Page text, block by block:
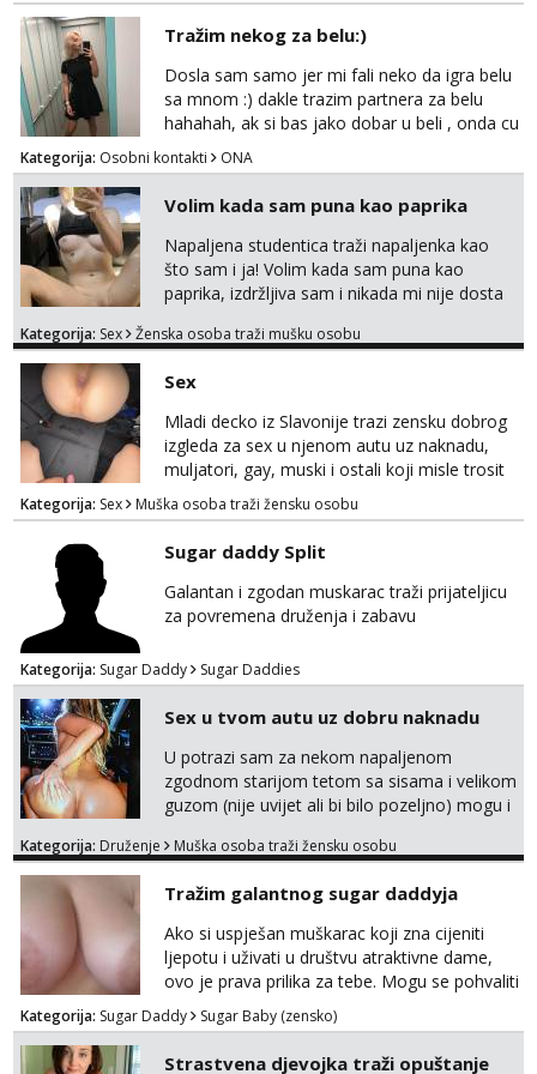
Tražim nekog za belu:)
Dosla sam samo jer mi fali neko da igra belu
sa mnom :) dakle trazim partnera za belu
hahahah, ak si bas jako dobar u beli , onda cu
razmislit za dalje Klikni na link ispod i nadji me
tamo, cekam te!
Kategorija: Osobni kontakti ONA
Volim kada sam puna kao paprika
Napaljena studentica traži napaljenka kao
što sam i ja! Volim kada sam puna kao
paprika, izdržljiva sam i nikada mi nije dosta
bilo kad i bilo gdje zato se javi što prije da
tamo, cekam te!
Kategorija: Sex Ženska osoba traži mušku osobu
Sex
Mladi decko iz Slavonije trazi zensku dobrog
izgleda za sex u njenom autu uz naknadu,
muljatori, gay, muski i ostali koji misle trosit
vrijeme na pisanje mogu zaobic oglas, ako si
slavonije i zainteresirana da te punim negdje
u mraku u tvom autu javi se na whatsapp
porukom 098 199 1895.
Kategorija: Sex Muška osoba traži žensku osobu
Sugar daddy Split
Galantan i zgodan muskarac traži prijateljicu
za povremena druženja i zabavu
Kategorija: Sugar Daddy Sugar Daddies
Sex u tvom autu uz dobru naknadu
U potrazi sam za nekom napaljenom
zgodnom starijom tetom sa sisama i velikom
guzom (nije uvijet ali bi bilo pozeljno) mogu i
dobra zabava uz naknadu, trazim neku koja
negdje u mrak, prije seksa dobijes odmah na
ruke, molim samo ozbiljne da se javljaju one
koje se pale na seks po mracnim parkinzima,
sumarcima itd be...
Kategorija: Druženje Muška osoba traži žensku osobu
Tražim galantnog sugar daddyja
Ako si uspješan muškarac koji zna cijeniti
ljepotu i uživati u društvu atraktivne dame,
ovo je prava prilika za tebe. Mogu se pohvaliti
prekrasnim licem, dugom, njegovanom
kosom i fit figurom. Moje grudi su broj 4,a
guza je, bez lažne skromnosti, prava top
Kategorija: Sugar Daddy Sugar Baby (zensko)
Strastvena djevojka traži opuštanje